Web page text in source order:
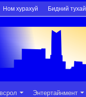
Ном хурахуй Бидний тухай
Энтертайнмент